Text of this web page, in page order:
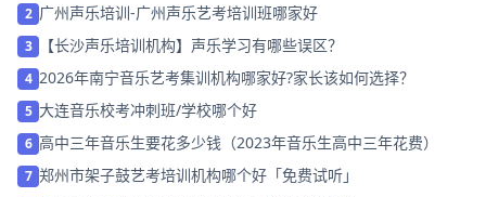
2 广州声乐培训-广州声乐艺考培训班哪家好
3 【长沙声乐培训机构】声乐学习有哪些误区？
4 2026年南宁音乐艺考集训机构哪家好?家长该如何选择？
5 大连音乐校考冲刺班/学校哪个好
6 高中三年音乐生要花多少钱（2023年音乐生高中三年花费）
7 郑州市架子鼓艺考培训机构哪个好「免费试听」